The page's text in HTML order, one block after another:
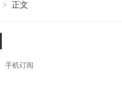
> 正文
手机订阅